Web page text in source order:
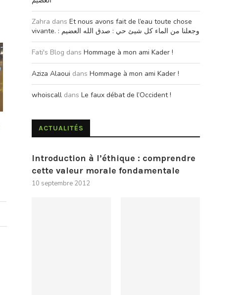
Zahra dans Et nous avons fait de l’eau toute chose
vivante. : وجعلنا من الماء كل شيئ حي : صدق الله العضيم
Fati's Blog dans Hommage à mon ami Kader !
Aziza Alaoui dans Hommage à mon ami Kader !
whoiscall dans Le faux débat de l’Occident !
ACTUALITÉS
Introduction à l’éthique : comprendre
cette valeur morale fondamentale
10 septembre 2012